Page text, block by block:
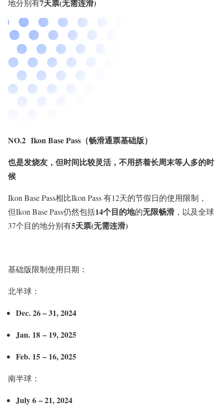
地分别有7天票(无需连滑)
NO.2 Ikon Base Pass（畅滑通票基础版）
也是发烧友，但时间比较灵活，不用挤着长周末等人多的时
候
Ikon Base Pass相比Ikon Pass 有12天的节假日的使用限制，
但Ikon Base Pass仍然包括14个目的地的无限畅滑 ，以及全球
37个目的地分别有5天票(无需连滑)
基础版限制使用日期：
北半球：
Dec. 26 – 31, 2024
Jan. 18 – 19, 2025
Feb. 15 – 16, 2025
南半球：
July 6 – 21, 2024